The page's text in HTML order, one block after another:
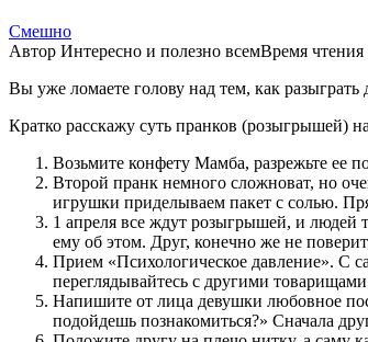
Смешно
Автор Интересно и полезно всемВремя чтения
Вы уже ломаете голову над тем, как
Кратко расскажу суть пранков (розыгрышей)
Возьмите конфету Мамба, разрежьте ее
Второй пранк немного сложноват, но
игрушки приделываем пакет с солью.
1 апреля все ждут розыгрышей, и людей
ему об этом. Друг, конечно же не
Прием «Психологическое давление». С
переглядывайтесь с другими
Напишите от лица девушки любовное
подойдешь познакомиться?» Сначала